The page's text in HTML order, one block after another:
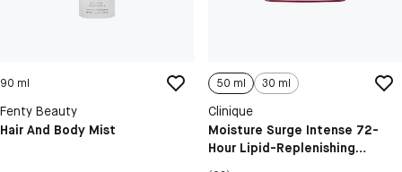
90 ml
Fenty Beauty
Hair And Body Mist
50 ml 30 ml
Clinique
Moisture Surge Intense 72-
Hour Lipid-Replenishing